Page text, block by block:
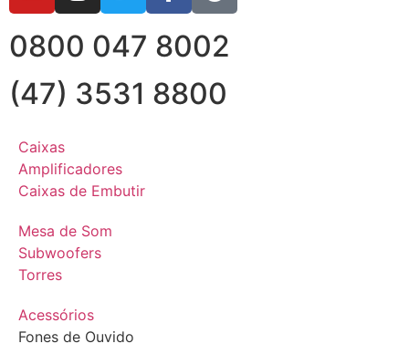
0800 047 8002
(47) 3531 8800
Caixas
Amplificadores
Caixas de Embutir
Mesa de Som
Subwoofers
Torres
Acessórios
Fones de Ouvido